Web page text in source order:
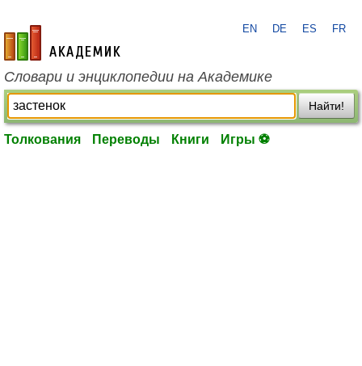
academic.ru
EN DE ES FR
Словари и энциклопедии на Академике
Найти!
Толкования Переводы Книги Игры ⚽